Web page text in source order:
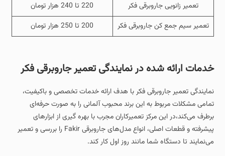
تعمیر زانویی جاروبرقی فکر
220 تا 240 هزار تومان
تعمیر سیم جمع کن جاروبرقی فکر
200 تا 250 هزار تومان
خدمات ارائه شده در نمایندگی تعمیر جاروبرقی فکر
نمایندگی تعمیر جاروبرقی فکر با هدف ارائه خدمات تخصصی و باکیفیت،
تمامی مشکلات مربوط به این برند محبوب آلمانی را به‌ صورت حرفه‌ای
برطرف می‌کند،در این مرکز تعمیرکاران مجرب با بهره‌ گیری از ابزارهای
پیشرفته و قطعات اصلی، انواع مدل‌های جاروبرقی Fakir را بررسی و تعمیر
می‌نمایند تا دستگاه شما مانند روز اول کار کند.